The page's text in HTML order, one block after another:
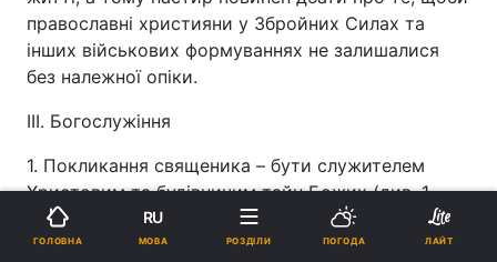
православні християни у Збройних Силах та
інших військових формуваннях не залишалися
без належної опіки.
ІІІ. Богослужіння
1. Покликання священика – бути служителем
Христовим та будівничим тайн Божих (див. 1
Кор. 4:1-2). Тому ревне звершення всього
уставного кола богослужінь – найперший з
ГОЛОВНА
RU
МОВА РОЗДІЛИ ПОГОДА ЛАЙТ